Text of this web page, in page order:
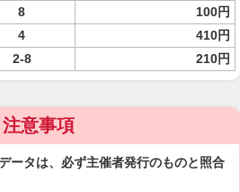
8
100円
4
410円
2-8 210円
注意事項
ータは、必ず主催者発行のものと照合